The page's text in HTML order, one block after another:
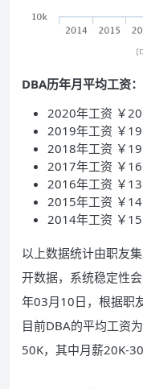
DBA历年月平均工资：
2020年工资 ￥
2019年工资 ￥
2018年工资 ￥
2017年工资 ￥
2016年工资 ￥
2015年工资 ￥
2014年工资 ￥
以上数据统计由职友
开数据，系统稳定性
年03月10日，根据职
目前DBA的平均工资
50K，其中月薪20K-